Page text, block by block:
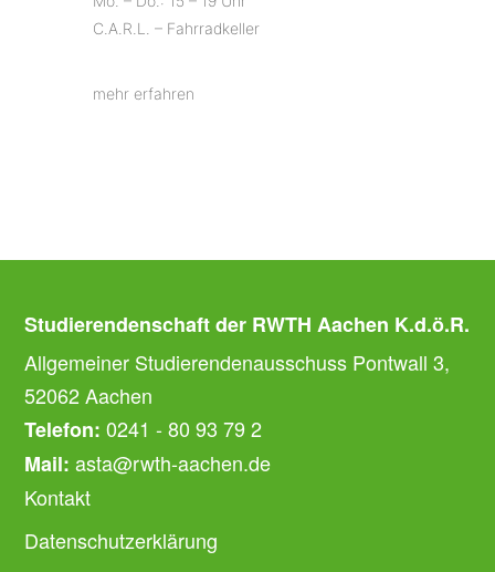
C.A.R.L. – Fahrradkeller
mehr erfahren
Studierendenschaft der RWTH Aachen K.d.ö.R.
Allgemeiner Studierendenausschuss Pontwall 3,
52062 Aachen
Telefon: 0241 - 80 93 79 2
Mail: asta@rwth-aachen.de
Kontakt
Datenschutzerklärung